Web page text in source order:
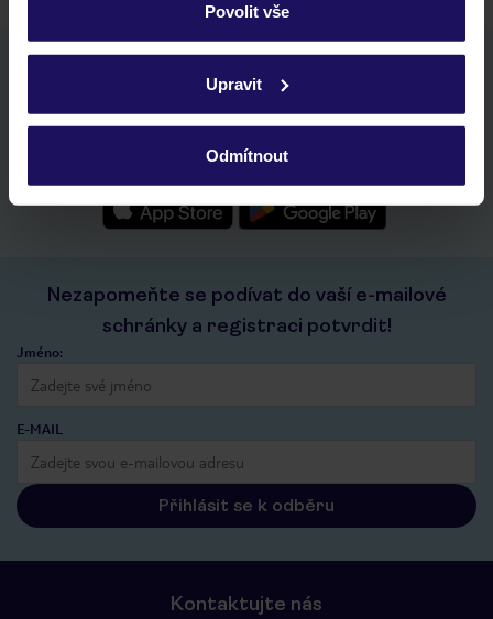
Podrobné informace o souborech cookie naleznete v
ochrany osobních údajů.
Povolit vše
Upravit
Odmítnout
rychlé vyhledávání a prohlížení nabídek
seznam oblíbených nabídek a možnost jejich sdílení
historie vyhledávání a naposledy zobrazené nabídky
Nezapomeňte se podívat do vaší e-mailové
schránky a registraci potvrdit!
Jméno:
E-MAIL
Přihlásit se k odběru
Kontaktujte nás